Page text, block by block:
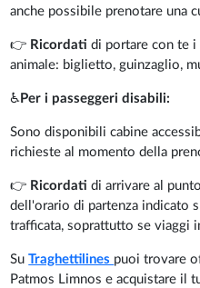
anche possibile prenotare una
👉 Ricordatidi portare con te
animale: biglietto, guinzaglio,
♿ Per i passeggeri disabili:
Sono disponibili cabine
richieste al momento della
👉 Ricordatidi arrivare al
dell'orario di partenza indicato
trafficata, soprattutto se viaggi
SuTraghettilines puoi trovare
Patmos Limnos e acquistare il